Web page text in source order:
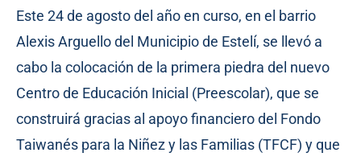
Este 24 de agosto del año en curso, en el barrio
Alexis Arguello del Municipio de Estelí, se llevó a
cabo la colocación de la primera piedra del nuevo
Centro de Educación Inicial (Preescolar), que se
construirá gracias al apoyo financiero del Fondo
Taiwanés para la Niñez y las Familias (TFCF) y que